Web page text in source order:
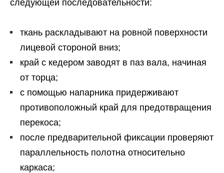
следующей последовательности:
ткань раскладывают на ровной поверхности
лицевой стороной вниз;
край с кедером заводят в паз вала, начиная
от торца;
с помощью напарника придерживают
противоположный край для предотвращения
перекоса;
после предварительной фиксации проверяют
параллельность полотна относительно
каркаса;